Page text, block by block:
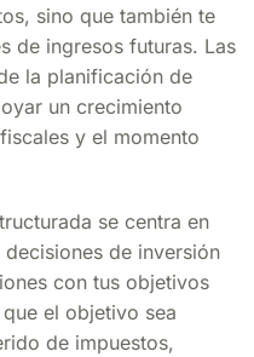
sino que también te
de ingresos futuras. Las
la planificación de
un crecimiento
y el momento
se centra en
de inversión
con tus objetivos
el objetivo sea
de impuestos,